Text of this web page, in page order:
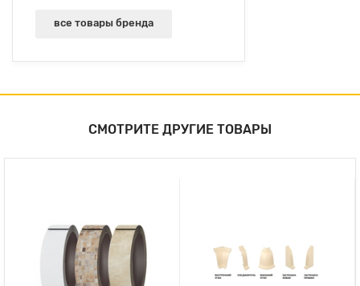
все товары бренда
СМОТРИТЕ ДРУГИЕ ТОВАРЫ